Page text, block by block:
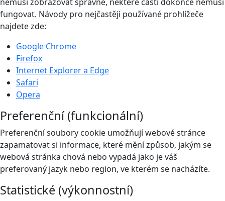
fungovat. Návody pro nejčastěji používané prohlížeče
najdete zde:
Google Chrome
Firefox
Internet Explorer a Edge
Safari
Opera
Preferenční (funkcionální)
Preferenční soubory cookie umožňují webové stránce
zapamatovat si informace, které mění způsob, jakým se
webová stránka chová nebo vypadá jako je váš
preferovaný jazyk nebo region, ve kterém se nacházíte.
Statistické (výkonnostní)